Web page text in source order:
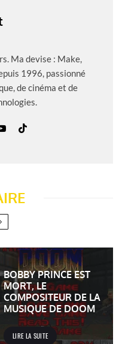
Ma devise : Make,
1996, passionné
de cinéma et de
BOBBY PRINCE EST
MORT, LE
COMPOSITEUR DE LA
MUSIQUE DE DOOM
LIRE LA SUITE